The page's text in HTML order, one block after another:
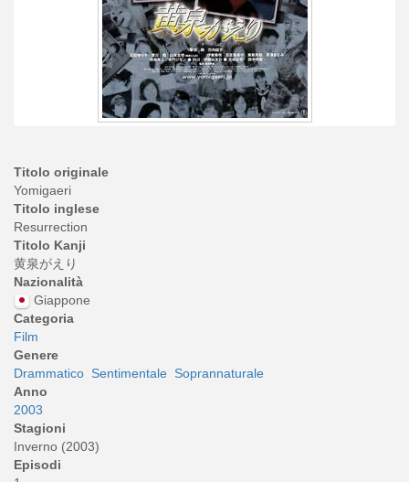
Titolo originale
Yomigaeri
Titolo inglese
Resurrection
Titolo Kanji
黄泉がえり
Nazionalità
Giappone
Categoria
Film
Genere
Drammatico Sentimentale Soprannaturale
Anno
2003
Stagioni
Inverno (2003)
Episodi